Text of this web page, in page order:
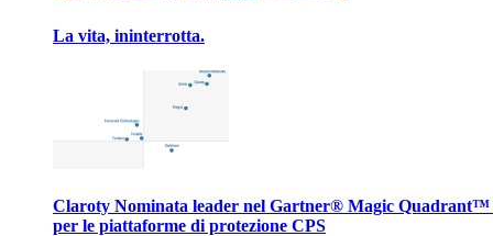
La vita, ininterrotta.
Claroty Nominata leader nel Gartner® Magic Quadrant™
per le piattaforme di protezione CPS